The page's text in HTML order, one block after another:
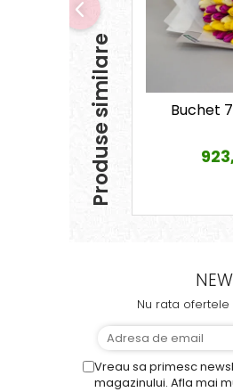
Produse similare Buchet
Nu rata
Vreau sa primesc
magazinului. Afla mai